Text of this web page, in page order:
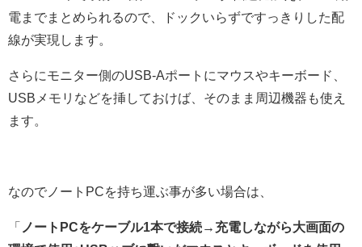
電までまとめられるので、ドックいらずですっきりした配
線が実現します。
さらにモニター側のUSB-Aポートにマウスやキーボード、
USBメモリなどを挿しておけば、そのまま周辺機器も使え
ます。
なのでノートPCを持ち運ぶ事が多い場合は、
「
ノートPCをケーブル1本で接続→充電しながら大画面の